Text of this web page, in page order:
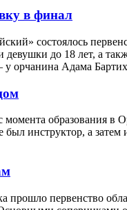
в финал
состоялось
до 18 лет, а
у орчанина Адама
с момента
был инструктор, а
прошло первенство